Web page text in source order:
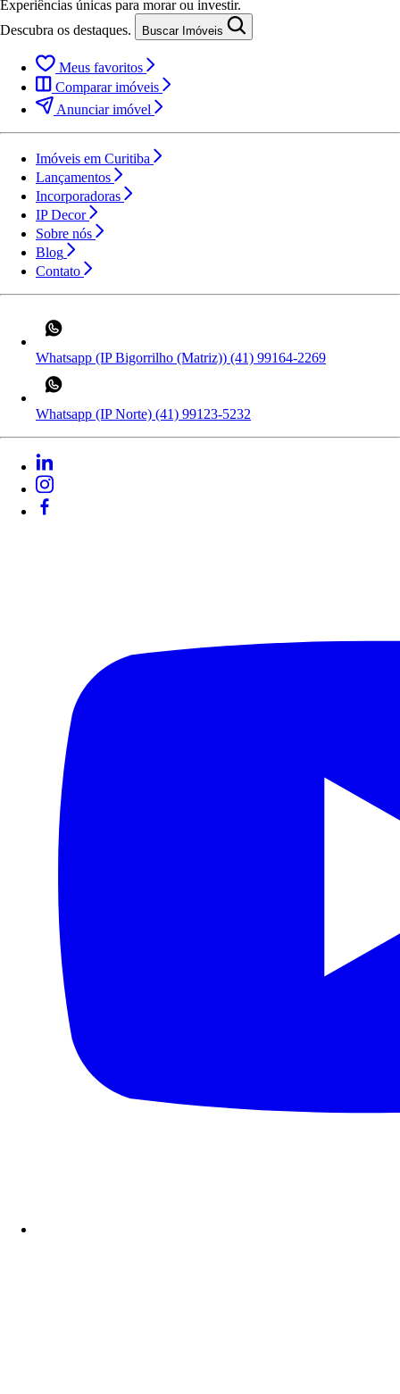
Experiências únicas para morar ou investir.
Descubra os destaques.
Buscar Imóveis
Meus favoritos
Comparar imóveis
Anunciar imóvel
Imóveis em Curitiba
Lançamentos
Incorporadoras
IP Decor
Sobre nós
Blog
Contato
Whatsapp (IP Bigorrilho (Matriz)) (41) 99164-2269
Whatsapp (IP Norte) (41) 99123-5232